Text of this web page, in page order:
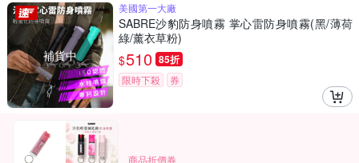
補貨中
美國第一大廠
SABRE沙豹防身噴霧 掌心雷防身噴霧(黑/薄荷
綠/薰衣草粉)
$510 85折
限時下殺 券
商品折價券